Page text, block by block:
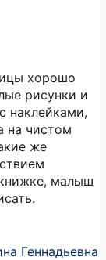
хорошо
рисунки и
наклейками,
на чистом
же
малыш
Геннадьевна